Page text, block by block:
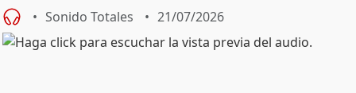
Sonido Totales 21/07/2026